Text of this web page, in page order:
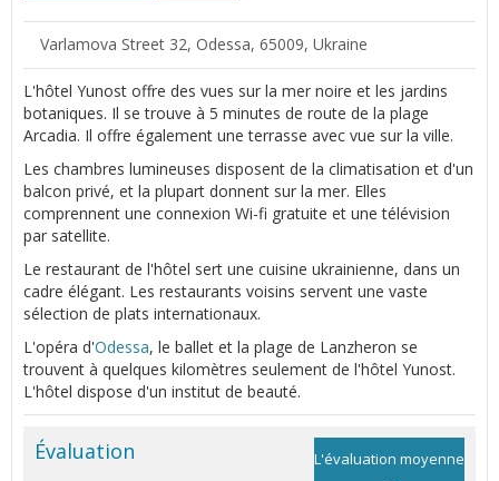
Varlamova Street 32, Odessa, 65009, Ukraine
L'hôtel Yunost offre des vues sur la mer noire et les jardins
botaniques. Il se trouve à 5 minutes de route de la plage
Arcadia. Il offre également une terrasse avec vue sur la ville.
Les chambres lumineuses disposent de la climatisation et d'un
balcon privé, et la plupart donnent sur la mer. Elles
comprennent une connexion Wi-fi gratuite et une télévision
par satellite.
Le restaurant de l'hôtel sert une cuisine ukrainienne, dans un
cadre élégant. Les restaurants voisins servent une vaste
sélection de plats internationaux.
L'opéra d'Odessa, le ballet et la plage de Lanzheron se
trouvent à quelques kilomètres seulement de l'hôtel Yunost.
L'hôtel dispose d'un institut de beauté.
L'évaluation moyenne
Évaluation